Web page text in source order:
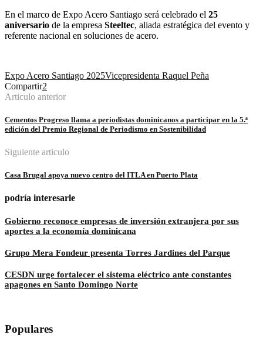
En el marco de Expo Acero Santiago será celebrado el 25
aniversario de la empresa Steeltec, aliada estratégica del evento y
referente nacional en soluciones de acero.
Expo Acero Santiago 2025Vicepresidenta Raquel Peña
Compartir2
Articulo anterior
Cementos Progreso llama a periodistas dominicanos a participar en la 5.ª
edición del Premio Regional de Periodismo en Sostenibilidad
Siguiente articulo
Casa Brugal apoya nuevo centro del ITLA en Puerto Plata
podría interesarle
Gobierno reconoce empresas de inversión extranjera por sus
aportes a la economía dominicana
Grupo Mera Fondeur presenta Torres Jardines del Parque
CESDN urge fortalecer el sistema eléctrico ante constantes
apagones en Santo Domingo Norte
Populares